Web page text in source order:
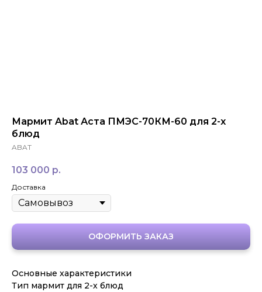
Мармит Abat Аста ПМЭС-70КМ-60 для 2-х
блюд
ABAT
103 000 р.
Доставка
ОФОРМИТЬ ЗАКАЗ
Основные характеристики
Тип мармит для 2-х блюд